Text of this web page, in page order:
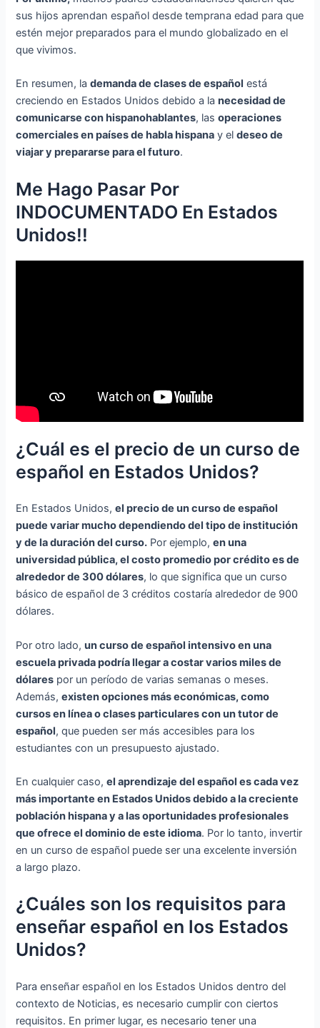
sus hijos aprendan español desde temprana edad para que
estén mejor preparados para el mundo globalizado en el
que vivimos.
En resumen, lademanda de clases de español está
creciendo en Estados Unidos debido a lanecesidad de
comunicarse con hispanohablantes, lasoperaciones
comerciales en países de habla hispana y eldeseo de
viajar y prepararse para el futuro.
Me Hago Pasar Por
INDOCUMENTADO En Estados
Unidos!!
¿Cuál es el precio de un curso de
español en Estados Unidos?
En Estados Unidos,el precio de un curso de español
puede variar mucho dependiendo del tipo de institución
y de la duración del curso. Por ejemplo,en una
universidad pública, el costo promedio por crédito es de
alrededor de 300 dólares, lo que significa que un curso
básico de español de 3 créditos costaría alrededor de 900
dólares.
Por otro lado,un curso de español intensivo en una
escuela privada podría llegar a costar varios miles de
dólares por un período de varias semanas o meses.
Además,existen opciones más económicas, como
cursos en línea o clases particulares con un tutor de
español, que pueden ser más accesibles para los
estudiantes con un presupuesto ajustado.
En cualquier caso,el aprendizaje del español es cada vez
más importante en Estados Unidos debido a la creciente
población hispana y a las oportunidades profesionales
que ofrece el dominio de este idioma. Por lo tanto, invertir
en un curso de español puede ser una excelente inversión
a largo plazo.
¿Cuáles son los requisitos para
enseñar español en los Estados
Unidos?
Para enseñar español en los Estados Unidos dentro del
contexto de Noticias, es necesario cumplir con ciertos
requisitos. En primer lugar, es necesario tener una